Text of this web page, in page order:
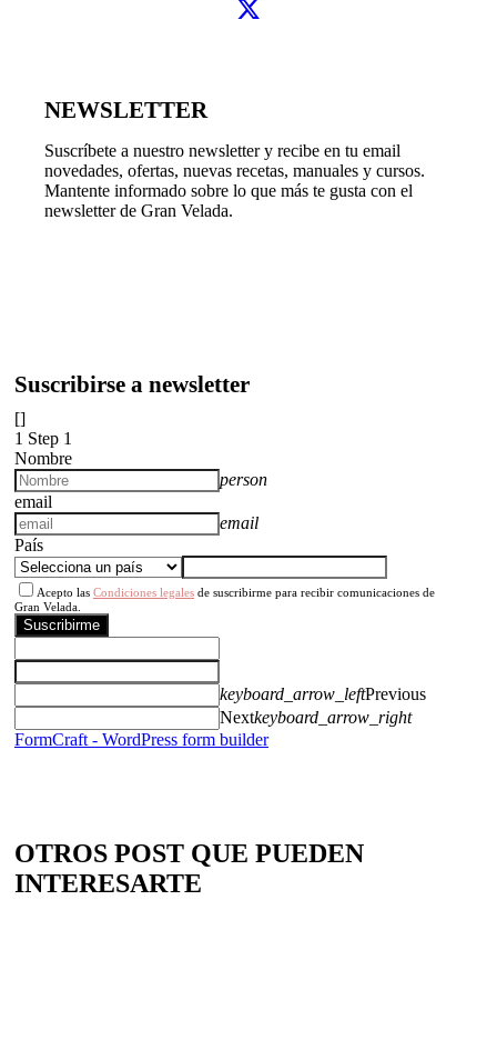
NEWSLETTER
Suscríbete a nuestro newsletter y recibe en tu email
novedades, ofertas, nuevas recetas, manuales y cursos.
Mantente informado sobre lo que más te gusta con el
newsletter de Gran Velada.
Suscribirse a newsletter
[]
1 Step 1
Nombre
person
email
email
País
Acepto las Condiciones legales de suscribirme para recibir comunicaciones de
Gran Velada.
Suscribirme
keyboard_arrow_leftPrevious
Nextkeyboard_arrow_right
FormCraft - WordPress form builder
OTROS POST QUE PUEDEN
INTERESARTE